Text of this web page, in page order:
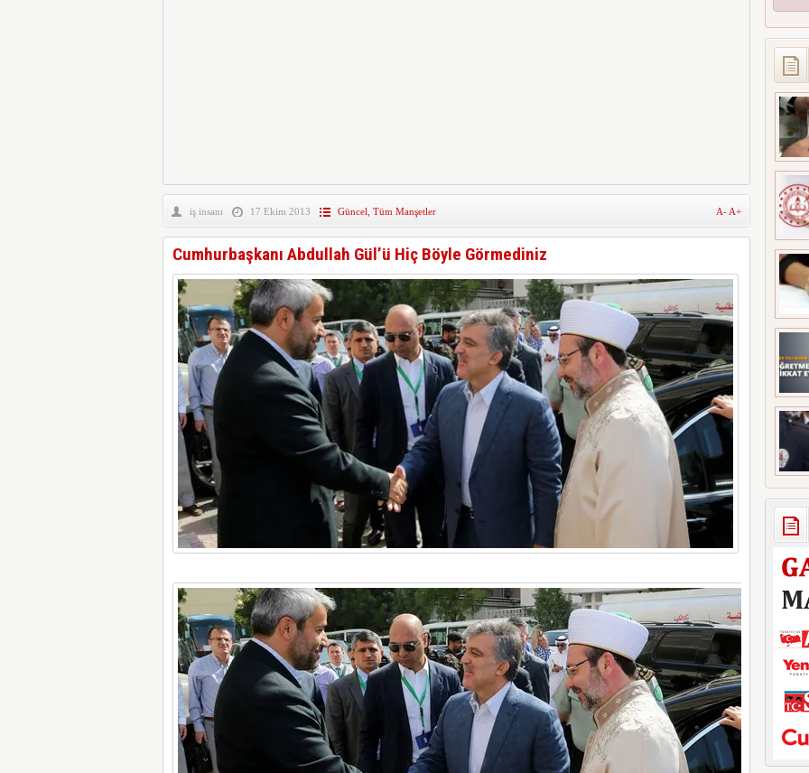
iş insanı 17 Ekim 2013 Güncel Tüm Manşetler A- A+
Cumhurbaşkanı Abdullah Gül’ü Hiç Böyle Görmediniz